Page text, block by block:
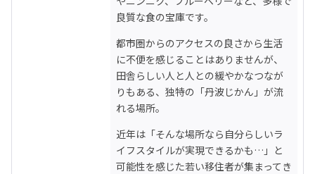
良質な食の宝庫です。
都市圏からのアクセスの良さから生活
に不便を感じることはありませんが、
田舎らしい人と人との緩やかなつなが
りもある、独特の「丹波じかん」が流
れる場所。
近年は「そんな場所なら自分らしいラ
イフスタイルが実現できるかも…」と
可能性を感じた若い移住者が集まってき